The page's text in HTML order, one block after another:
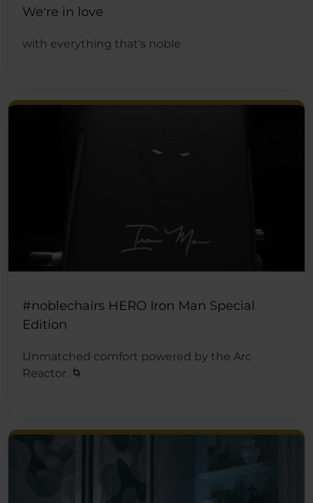
We're in love
with everything that's noble
#noblechairs HERO Iron Man Special
Edition
Unmatched comfort powered by the Arc
Reactor. 🌀